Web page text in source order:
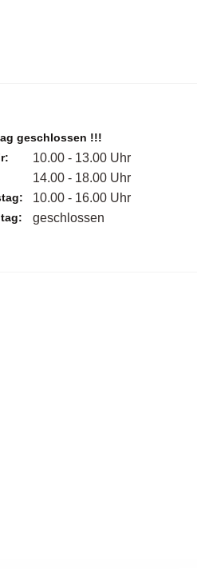
geschlossen !!!
10.00 - 13.00 Uhr
14.00 - 18.00 Uhr
10.00 - 16.00 Uhr
geschlossen